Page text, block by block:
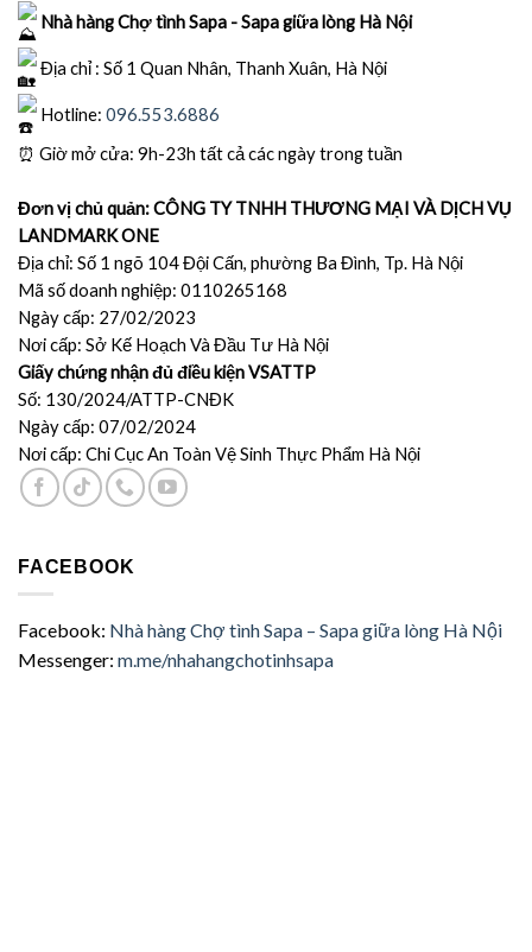
Nhà hàng Chợ tình Sapa - Sapa giữa lòng Hà Nội
Địa chỉ : Số 1 Quan Nhân, Thanh Xuân, Hà Nội
Hotline: 096.553.6886
⏰ Giờ mở cửa: 9h-23h tất cả các ngày trong tuần
Đơn vị chủ quản: CÔNG TY TNHH THƯƠNG MẠI VÀ DỊCH VỤ
LANDMARK ONE
Địa chỉ: Số 1 ngõ 104 Đội Cấn, phường Ba Đình, Tp. Hà Nội
Mã số doanh nghiệp: 0110265168
Ngày cấp: 27/02/2023
Nơi cấp: Sở Kế Hoạch Và Đầu Tư Hà Nội
Giấy chứng nhận đủ điều kiện VSATTP
Số: 130/2024/ATTP-CNĐK
Ngày cấp: 07/02/2024
Nơi cấp: Chi Cục An Toàn Vệ Sinh Thực Phẩm Hà Nội
FACEBOOK
Facebook: Nhà hàng Chợ tình Sapa – Sapa giữa lòng Hà Nội
Messenger: m.me/nhahangchotinhsapa